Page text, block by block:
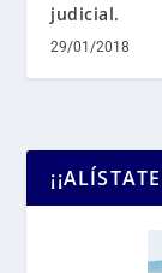
judicial.
29/01/2018